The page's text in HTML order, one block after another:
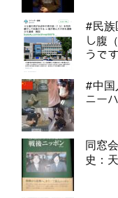
#民族
し腹
うです
#中国
ニー
同窓
史：